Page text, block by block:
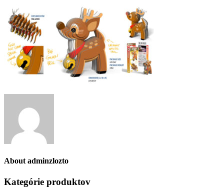
About adminzlozto
Kategórie produktov